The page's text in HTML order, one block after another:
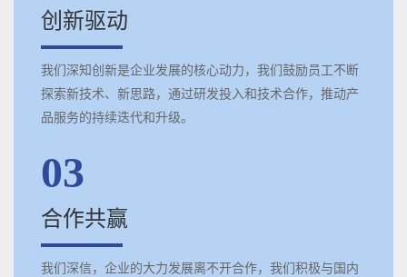
创新驱动
我们深知创新是企业发展的核心动力，我们鼓励员工不断
探索新技术、新思路，通过研发投入和技术合作，推动产
品服务的持续迭代和升级。
03
合作共赢
我们深信，企业的大力发展离不开合作，我们积极与国内